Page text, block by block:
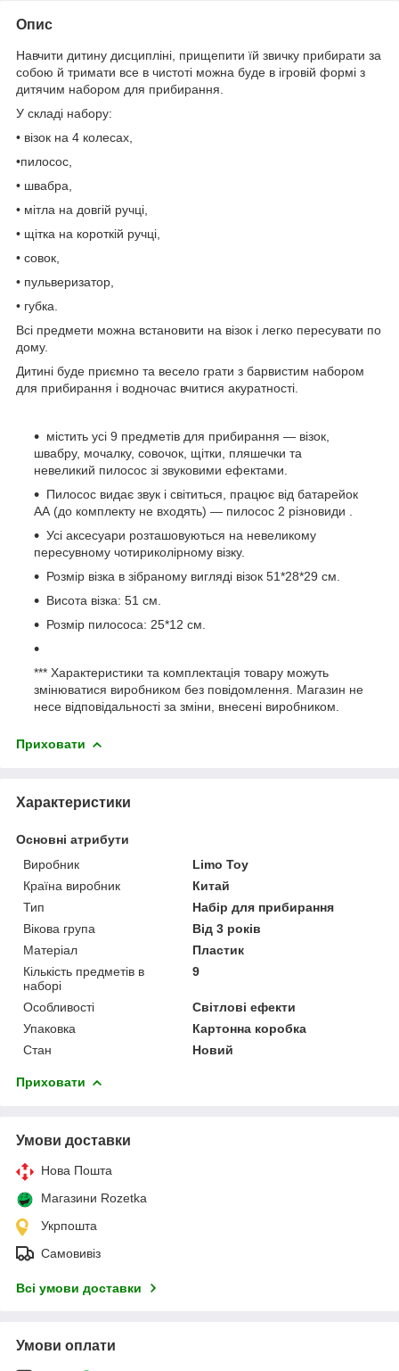
Опис
Навчити дитину дисципліні, прищепити їй звичку прибирати за
собою й тримати все в чистоті можна буде в ігровій формі з
дитячим набором для прибирання.
У складі набору:
• візок на 4 колесах,
•пилосос,
• швабра,
• мітла на довгій ручці,
• щітка на короткій ручці,
• совок,
• пульверизатор,
• губка.
Всі предмети можна встановити на візок і легко пересувати по
дому.
Дитині буде приємно та весело грати з барвистим набором
для прибирання і водночас вчитися акуратності.
містить усі 9 предметів для прибирання — візок,
швабру, мочалку, совочок, щітки, пляшечки та
невеликий пилосос зі звуковими ефектами.
Пилосос видає звук і світиться, працює від батарейок
АА (до комплекту не входять) — пилосос 2 різновиди .
Усі аксесуари розташовуються на невеликому
пересувному чотириколірному візку.
Розмір візка в зібраному вигляді візок 51*28*29 см.
Висота візка: 51 см.
Розмір пилососа: 25*12 см.
*** Характеристики та комплектація товару можуть
змінюватися виробником без повідомлення. Магазин не
несе відповідальності за зміни, внесені виробником.
Приховати
Характеристики
Основні атрибути
Виробник
Limo Toy
Країна виробник
Китай
Тип
Набір для прибирання
Вікова група
Від 3 років
Матеріал
Пластик
Кількість предметів в
наборі
9
Особливості
Світлові ефекти
Упаковка
Картонна коробка
Стан
Новий
Приховати
Умови доставки
Нова Пошта
Магазини Rozetka
Укрпошта
Самовивіз
Всі умови доставки
Умови оплати